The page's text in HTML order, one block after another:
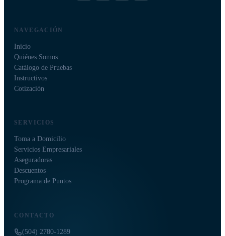
NAVEGACIÓN
Inicio
Quiénes Somos
Catálogo de Pruebas
Instructivos
Cotización
SERVICIOS
Toma a Domicilio
Servicios Empresariales
Aseguradoras
Descuentos
Programa de Puntos
CONTACTO
(504) 2780-1289